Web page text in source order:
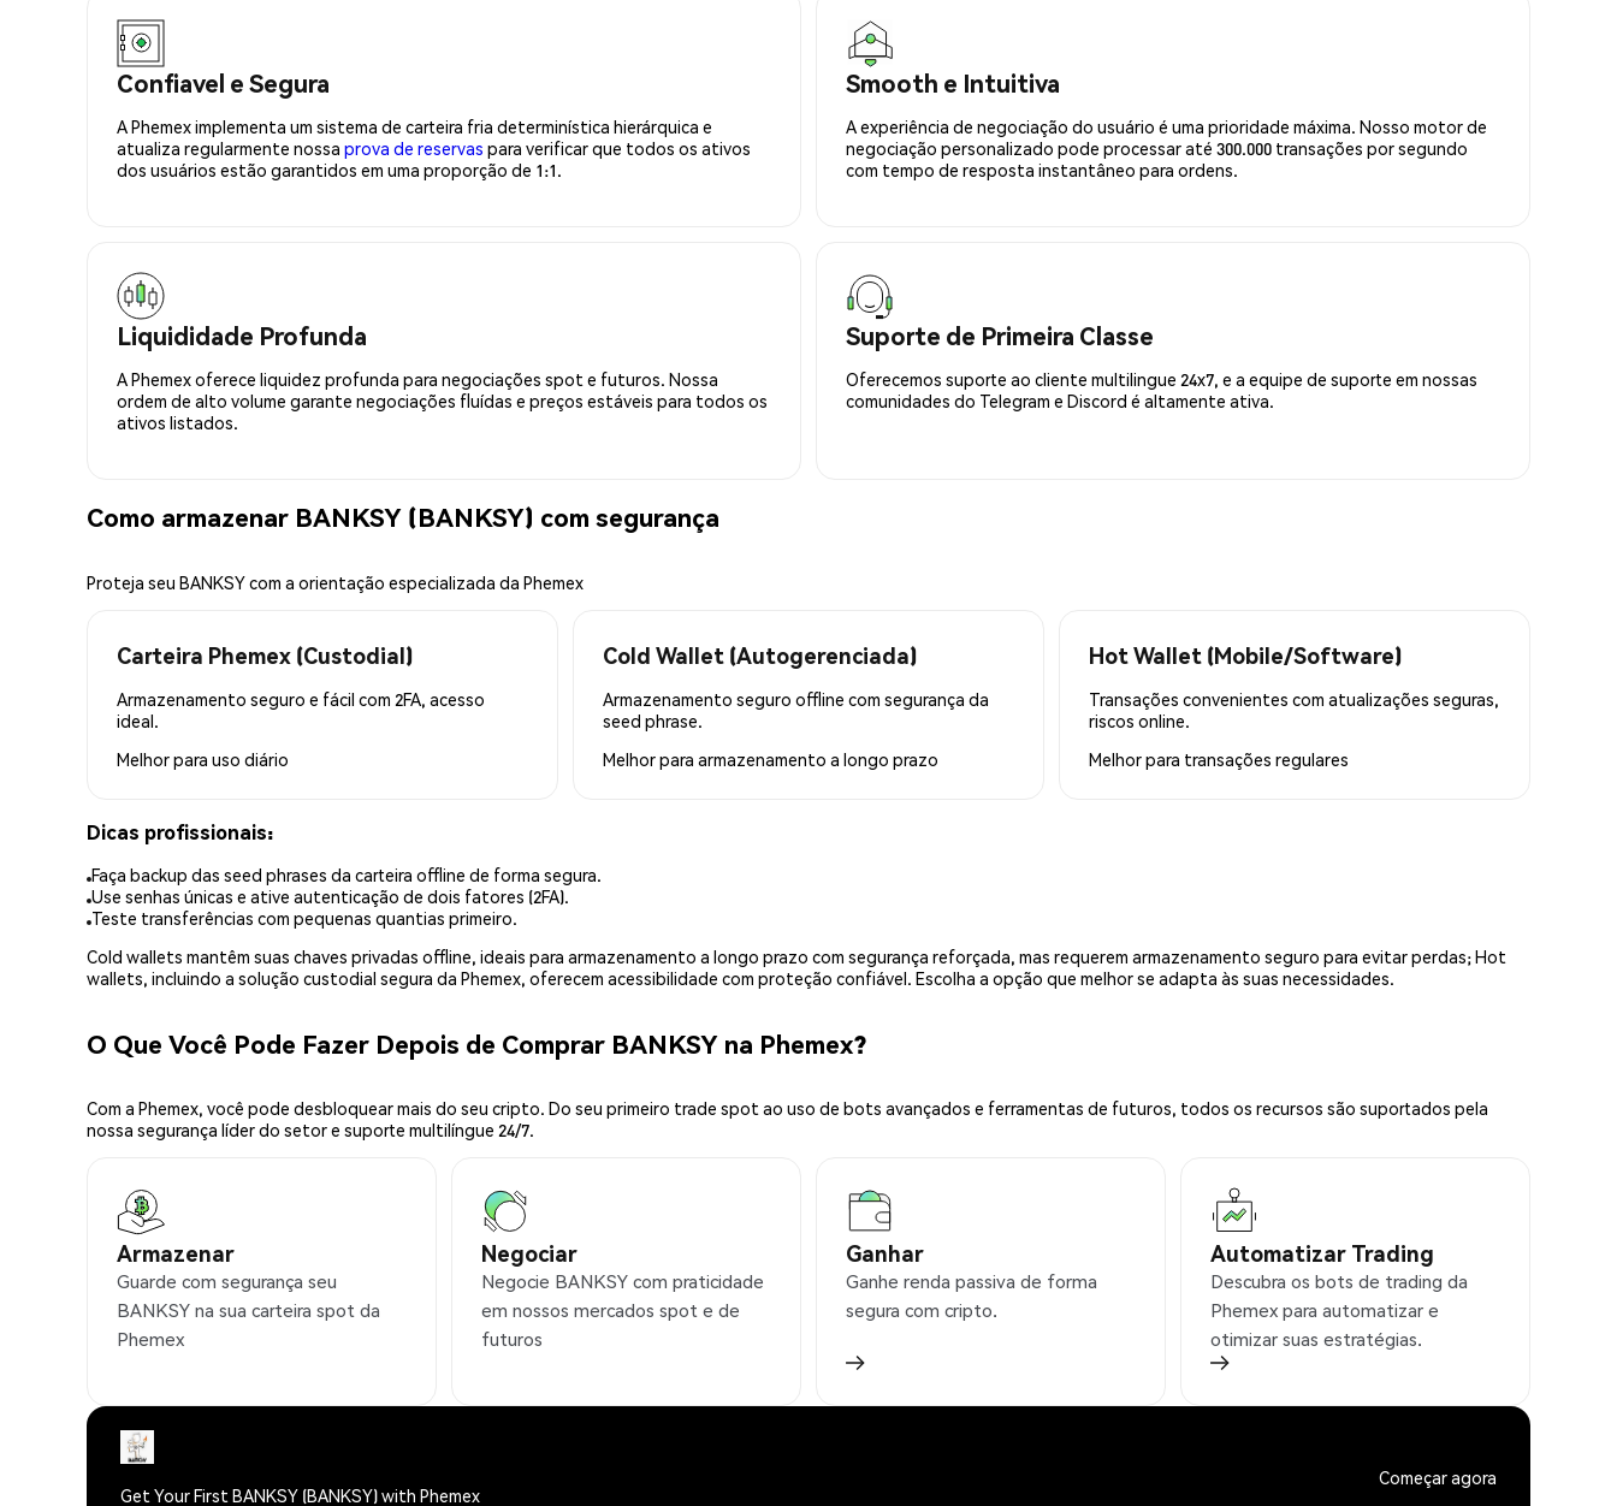
Confiavel e Segura
A Phemex implementa um sistema de carteira fria determinística hierárquica e
atualiza regularmente nossa prova de reservas para verificar que todos os ativos
dos usuários estão garantidos em uma proporção de 1:1.
Smooth e Intuitiva
A experiência de negociação do usuário é uma prioridade máxima. Nosso motor de
negociação personalizado pode processar até 300.000 transações por segundo
com tempo de resposta instantâneo para ordens.
Liquididade Profunda
A Phemex oferece liquidez profunda para negociações spot e futuros. Nossa
ordem de alto volume garante negociações fluídas e preços estáveis para todos os
ativos listados.
Suporte de Primeira Classe
Oferecemos suporte ao cliente multilingue 24x7, e a equipe de suporte em nossas
comunidades do Telegram e Discord é altamente ativa.
Como armazenar BANKSY (BANKSY) com segurança
Proteja seu BANKSY com a orientação especializada da Phemex
Carteira Phemex (Custodial)
Armazenamento seguro e fácil com 2FA, acesso
ideal.
Melhor para uso diário
Cold Wallet (Autogerenciada)
Armazenamento seguro offline com segurança da
seed phrase.
Melhor para armazenamento a longo prazo
Hot Wallet (Mobile/Software)
Transações convenientes com atualizações seguras,
riscos online.
Melhor para transações regulares
Dicas profissionais:
Faça backup das seed phrases da carteira offline de forma segura.
Use senhas únicas e ative autenticação de dois fatores (2FA).
Teste transferências com pequenas quantias primeiro.
Cold wallets mantêm suas chaves privadas offline, ideais para armazenamento a longo prazo com segurança reforçada, mas requerem armazenamento seguro para evitar perdas; Hot
wallets, incluindo a solução custodial segura da Phemex, oferecem acessibilidade com proteção confiável. Escolha a opção que melhor se adapta às suas necessidades.
O Que Você Pode Fazer Depois de Comprar BANKSY na Phemex?
Com a Phemex, você pode desbloquear mais do seu cripto. Do seu primeiro trade spot ao uso de bots avançados e ferramentas de futuros, todos os recursos são suportados pela
nossa segurança líder do setor e suporte multilíngue 24/7.
Armazenar
Guarde com segurança seu
BANKSY na sua carteira spot da
Phemex
Negociar
Negocie BANKSY com praticidade
em nossos mercados spot e de
futuros
Ganhar
Ganhe renda passiva de forma
segura com cripto.
Automatizar Trading
Descubra os bots de trading da
Phemex para automatizar e
otimizar suas estratégias.
Get Your First BANKSY (BANKSY) with Phemex
Começar agora